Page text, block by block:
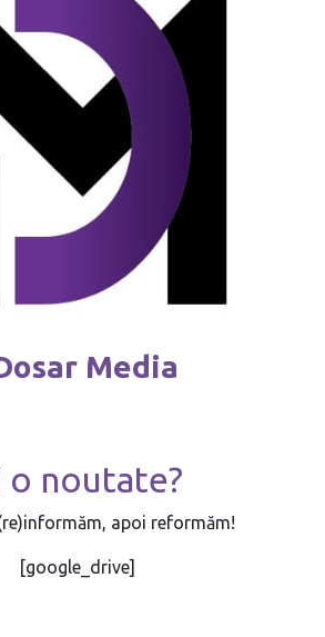
Media
o noutate?
apoi reformăm!
[google_drive]